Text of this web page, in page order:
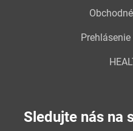
Sledujte nás na